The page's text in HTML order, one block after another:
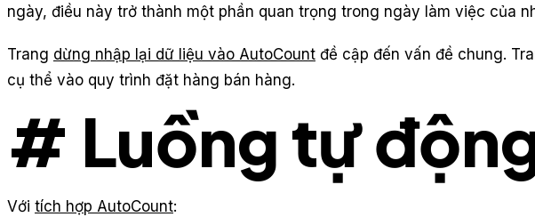
ngày, điều này trở thành một phần quan trọng trong ngày làm việc của
Trang dừng nhập lại dữ liệu vào AutoCount đề cập đến vấn đề chung.
cụ thể vào quy trình đặt hàng bán hàng.
# Luồng tự
Với tích hợp AutoCount: